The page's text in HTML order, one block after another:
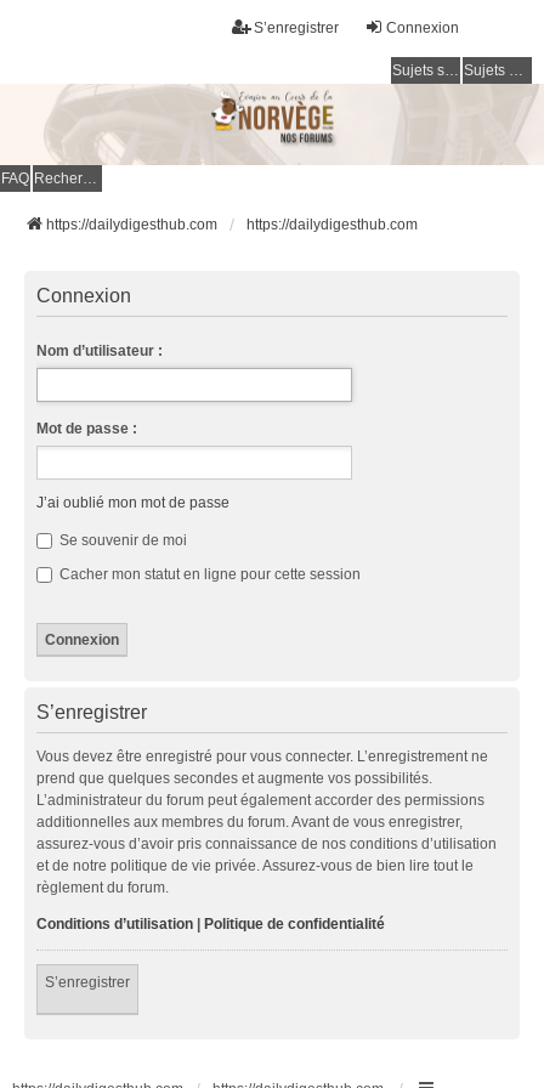
Connexion
S’enregistrer
Sujets sans réponse Sujets actifs
FAQ Rechercher
https://dailydigesthub.com https://dailydigesthub.com
Connexion
Nom d’utilisateur :
Mot de passe :
J’ai oublié mon mot de passe
Se souvenir de moi
Cacher mon statut en ligne pour cette session
S’enregistrer
Vous devez être enregistré pour vous connecter. L’enregistrement ne
prend que quelques secondes et augmente vos possibilités.
L’administrateur du forum peut également accorder des permissions
additionnelles aux membres du forum. Avant de vous enregistrer,
assurez-vous d’avoir pris connaissance de nos conditions d’utilisation
et de notre politique de vie privée. Assurez-vous de bien lire tout le
règlement du forum.
Conditions d’utilisation Politique de confidentialité
S’enregistrer